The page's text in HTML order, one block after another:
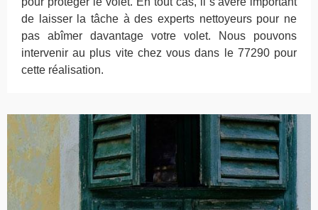
de laisser la tâche à des experts nettoyeurs pour ne
pas abîmer davantage votre volet. Nous pouvons
intervenir au plus vite chez vous dans le 77290 pour
cette réalisation.